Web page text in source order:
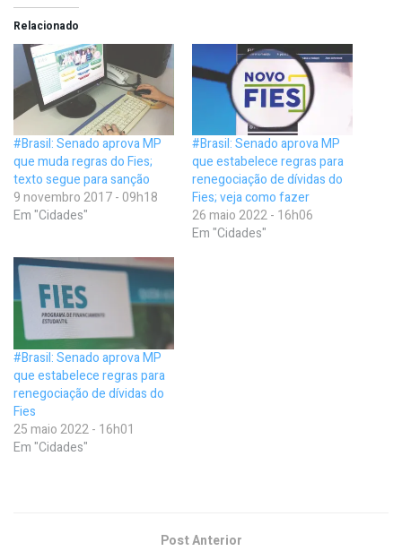
Relacionado
#Brasil: Senado aprova MP
que muda regras do Fies;
texto segue para sanção
9 novembro 2017 - 09h18
Em "Cidades"
#Brasil: Senado aprova MP
que estabelece regras para
renegociação de dívidas do
Fies; veja como fazer
26 maio 2022 - 16h06
Em "Cidades"
#Brasil: Senado aprova MP
que estabelece regras para
renegociação de dívidas do
Fies
25 maio 2022 - 16h01
Em "Cidades"
Post Anterior